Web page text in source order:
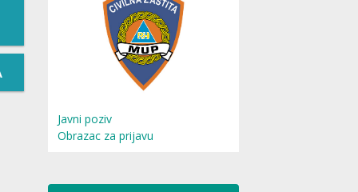
Javni poziv
Obrazac za prijavu